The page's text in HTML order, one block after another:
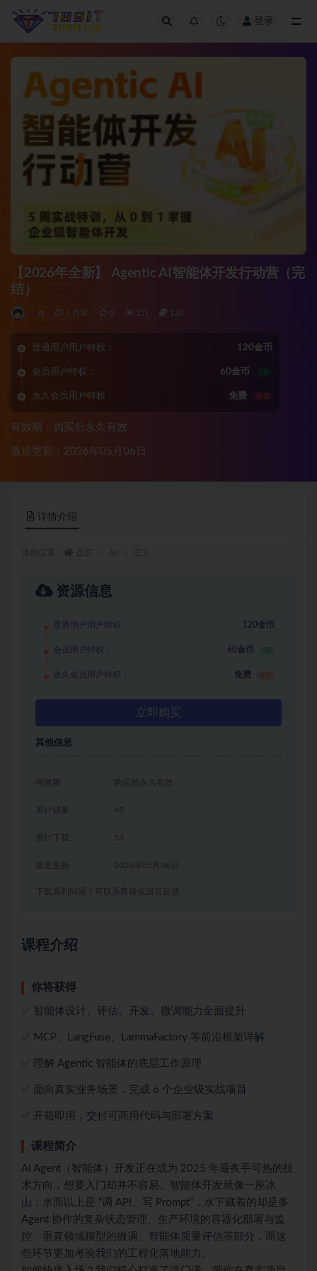
登录
【2026年全新】 Agentic AI智能体开发行动营（完
结）
AI 3 月前 0 121 120
普通用户用户特权： 120金币
会员用户特权： 60金币 5折
永久会员用户特权： 免费 推荐
有效期：购买后永久有效
最近更新：2026年05月06日
详情介绍
资源信息
普通用户用户特权： 120金币
会员用户特权： 60金币 5折
永久会员用户特权： 免费
立即购买
其他信息
有效期 购买后永久有效
累计销量 48
累计下载 14
2026年05月06日
下载遇到问题？可联系客服或留言反馈
课程介绍
你将获得
✅ 智能体设计、评估、开发、微调能力全面提升
✅ MCP、LangFuse、LammaFactory 等前沿框架详解
✅ 理解 Agentic 智能体的底层工作原理
✅ 面向真实业务场景，完成 6 个企业级实战项目
✅ 开箱即用，交付可商用代码与部署方案
课程简介
AI Agent（智能体）开发正在成为 2025 年最炙手可热的技
术方向，想要入门却并不容易。智能体开发就像一座冰
山，水面以上是 “调 API、写 Prompt”，水下藏着的却是多
Agent 协作的复杂状态管理、生产环境的容器化部署与监
控、垂直领域模型的微调、智能体质量评估等部分，而这
些环节更加考验我们的工程化落地能力。